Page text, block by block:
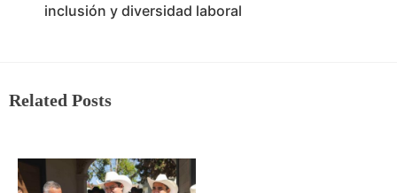
inclusión y diversidad laboral
Related Posts